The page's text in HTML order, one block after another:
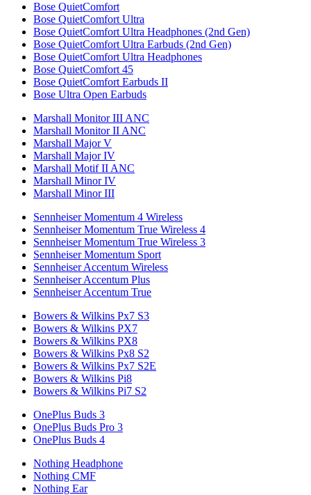
Bose QuietComfort
Bose QuietComfort Ultra
Bose QuietComfort Ultra Headphones (2nd Gen)
Bose QuietComfort Ultra Earbuds (2nd Gen)
Bose QuietComfort Ultra Headphones
Bose QuietComfort 45
Bose QuietComfort Earbuds II
Bose Ultra Open Earbuds
Marshall Monitor III ANC
Marshall Monitor II ANC
Marshall Major V
Marshall Major IV
Marshall Motif II ANC
Marshall Minor IV
Marshall Minor III
Sennheiser Momentum 4 Wireless
Sennheiser Momentum True Wireless 4
Sennheiser Momentum True Wireless 3
Sennheiser Momentum Sport
Sennheiser Accentum Wireless
Sennheiser Accentum Plus
Sennheiser Accentum True
Bowers & Wilkins Px7 S3
Bowers & Wilkins PX7
Bowers & Wilkins PX8
Bowers & Wilkins Px8 S2
Bowers & Wilkins Px7 S2E
Bowers & Wilkins Pi8
Bowers & Wilkins Pi7 S2
OnePlus Buds 3
OnePlus Buds Pro 3
OnePlus Buds 4
Nothing Headphone
Nothing CMF
Nothing Ear